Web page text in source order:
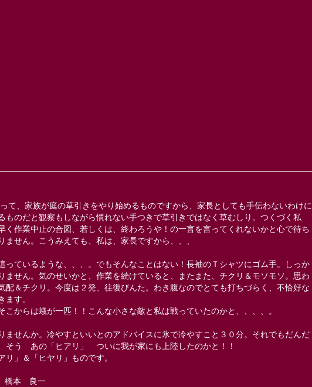
て、家族が庭の草引きをやり始めるものですから、家長としても手伝わないわけに
のだと観察もしながら慣れない手つきで草引きではなく草むしり。つくづく私
作業中止の合図、若しくは、終わろうや！の一言を言ってくれないかと心で待ち
せん。こうみえても、私は、家長ですから、、、
ているような、、、。でもそんなことはない！長袖のＴシャツにゴム手。しっか
せん。気のせいかと、作業を続けていると、またまた、チクリ＆モソモソ。思わ
＆チクリ。今度は２発、往復びんた。わき腹なのでとても打ちづらく、不恰好な
す。
こからは蟻が一匹！！こんな小さな敵と私は戦っていたのかと、、、、。
せんか。冷やすといいとのアドバイスに氷で冷やすこと３０分。それでもだんだ
そう あの「ヒアリ」 ついに我が家にも上陸したのかと！！
」＆「ヒヤリ」ものです。